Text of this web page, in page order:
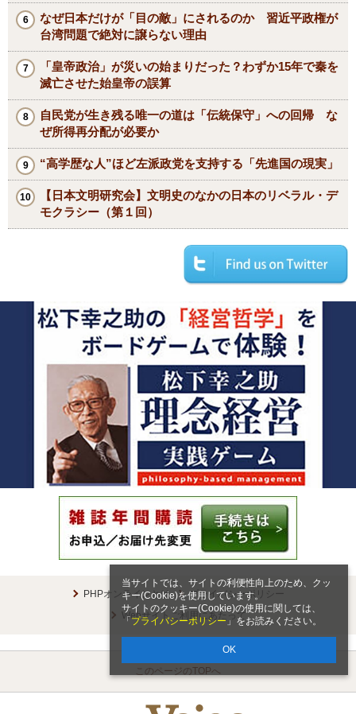
当サイトでは、サイトの利便性向上のため、クッ
キー(Cookie)を使用しています。
サイトのクッキー(Cookie)の使用に関しては、
「 プライバシーポリシー 」をお読みください。
OK
なぜ日本だけが「目の敵」にされるのか 習近平政権が
台湾問題で絶対に譲らない理由
「皇帝政治」が災いの始まりだった？わずか15年で秦を
滅亡させた始皇帝の誤算
自民党が生き残る唯一の道は「伝統保守」への回帰 な
ぜ所得再分配が必要か
“高学歴な人”ほど左派政党を支持する「先進国の現実」
【日本文明研究会】文明史のなかの日本のリベラル・デ
モクラシー（第１回）
PHPオンラインとは
プライバシーポリシー
Webサイトご利用にあたって
このページのTOPへ